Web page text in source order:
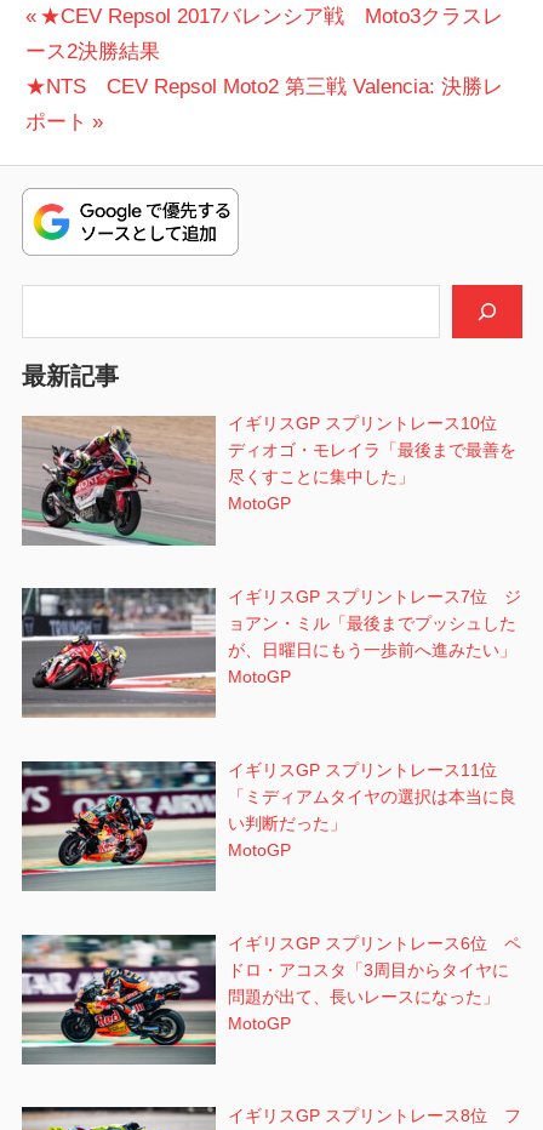
投
稿
ナ
ビ
ゲ
ー
ン
前
の
投
稿:
★CEV Repsol 2017バレンシア戦 Moto3クラスレ
ース2決勝結果
次
の
稿:
★NTS CEV Repsol Moto2 第三戦 Valencia: 決勝レ
ポート
最新記事
イギリスGP スプリントレース10位
ディオゴ・モレイラ「最後まで最善を
尽くすことに集中した」
MotoGP
イギリスGP スプリントレース7位 ジ
ョアン・ミル「最後までプッシュした
が、日曜日にもう一歩前へ進みたい」
MotoGP
イギリスGP スプリントレース11位
「ミディアムタイヤの選択は本当に良
い判断だった」
MotoGP
イギリスGP スプリントレース6位 ペ
ドロ・アコスタ「3周目からタイヤに
問題が出て、長いレースになった」
MotoGP
イギリスGP スプリントレース8位 フ